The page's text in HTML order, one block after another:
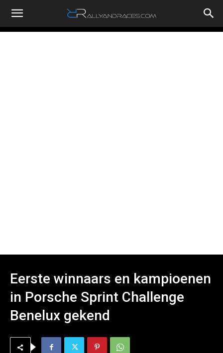
RallyandRaces.com
Eerste winnaars en kampioenen
in Porsche Sprint Challenge
Benelux gekend